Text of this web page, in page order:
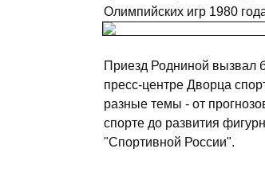
Олимпийских игр 1980
Приезд Родниной вызвал
пресс-центре Дворца
разные темы - от
спорте до развития
"Спортивной России".